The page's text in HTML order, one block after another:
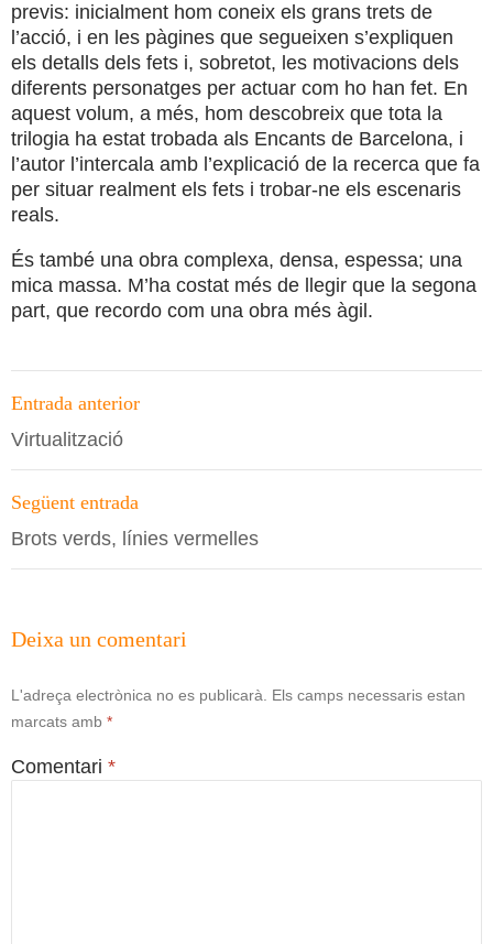
previs: inicialment hom coneix els grans trets de
l’acció, i en les pàgines que segueixen s’expliquen
els detalls dels fets i, sobretot, les motivacions dels
diferents personatges per actuar com ho han fet. En
aquest volum, a més, hom descobreix que tota la
trilogia ha estat trobada als Encants de Barcelona, i
l’autor l’intercala amb l’explicació de la recerca que fa
per situar realment els fets i trobar-ne els escenaris
reals.
És també una obra complexa, densa, espessa; una
mica massa. M’ha costat més de llegir que la segona
part, que recordo com una obra més àgil.
Navegació
per
les
entrades
Entrada anterior
Virtualització
Següent entrada
Brots verds, línies vermelles
Deixa un comentari
L'adreça electrònica no es publicarà. Els camps necessaris estan
marcats amb *
Comentari *